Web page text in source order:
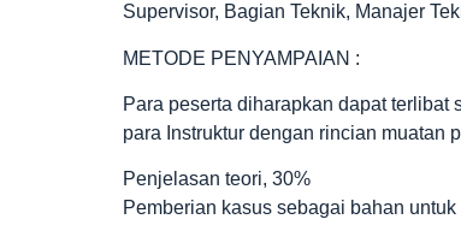
Supervisor, Bagian Teknik, Manajer
METODE PENYAMPAIAN :
Para peserta diharapkan dapat
para Instruktur dengan rincian muatan
Penjelasan teori, 30%
Pemberian kasus sebagai bahan